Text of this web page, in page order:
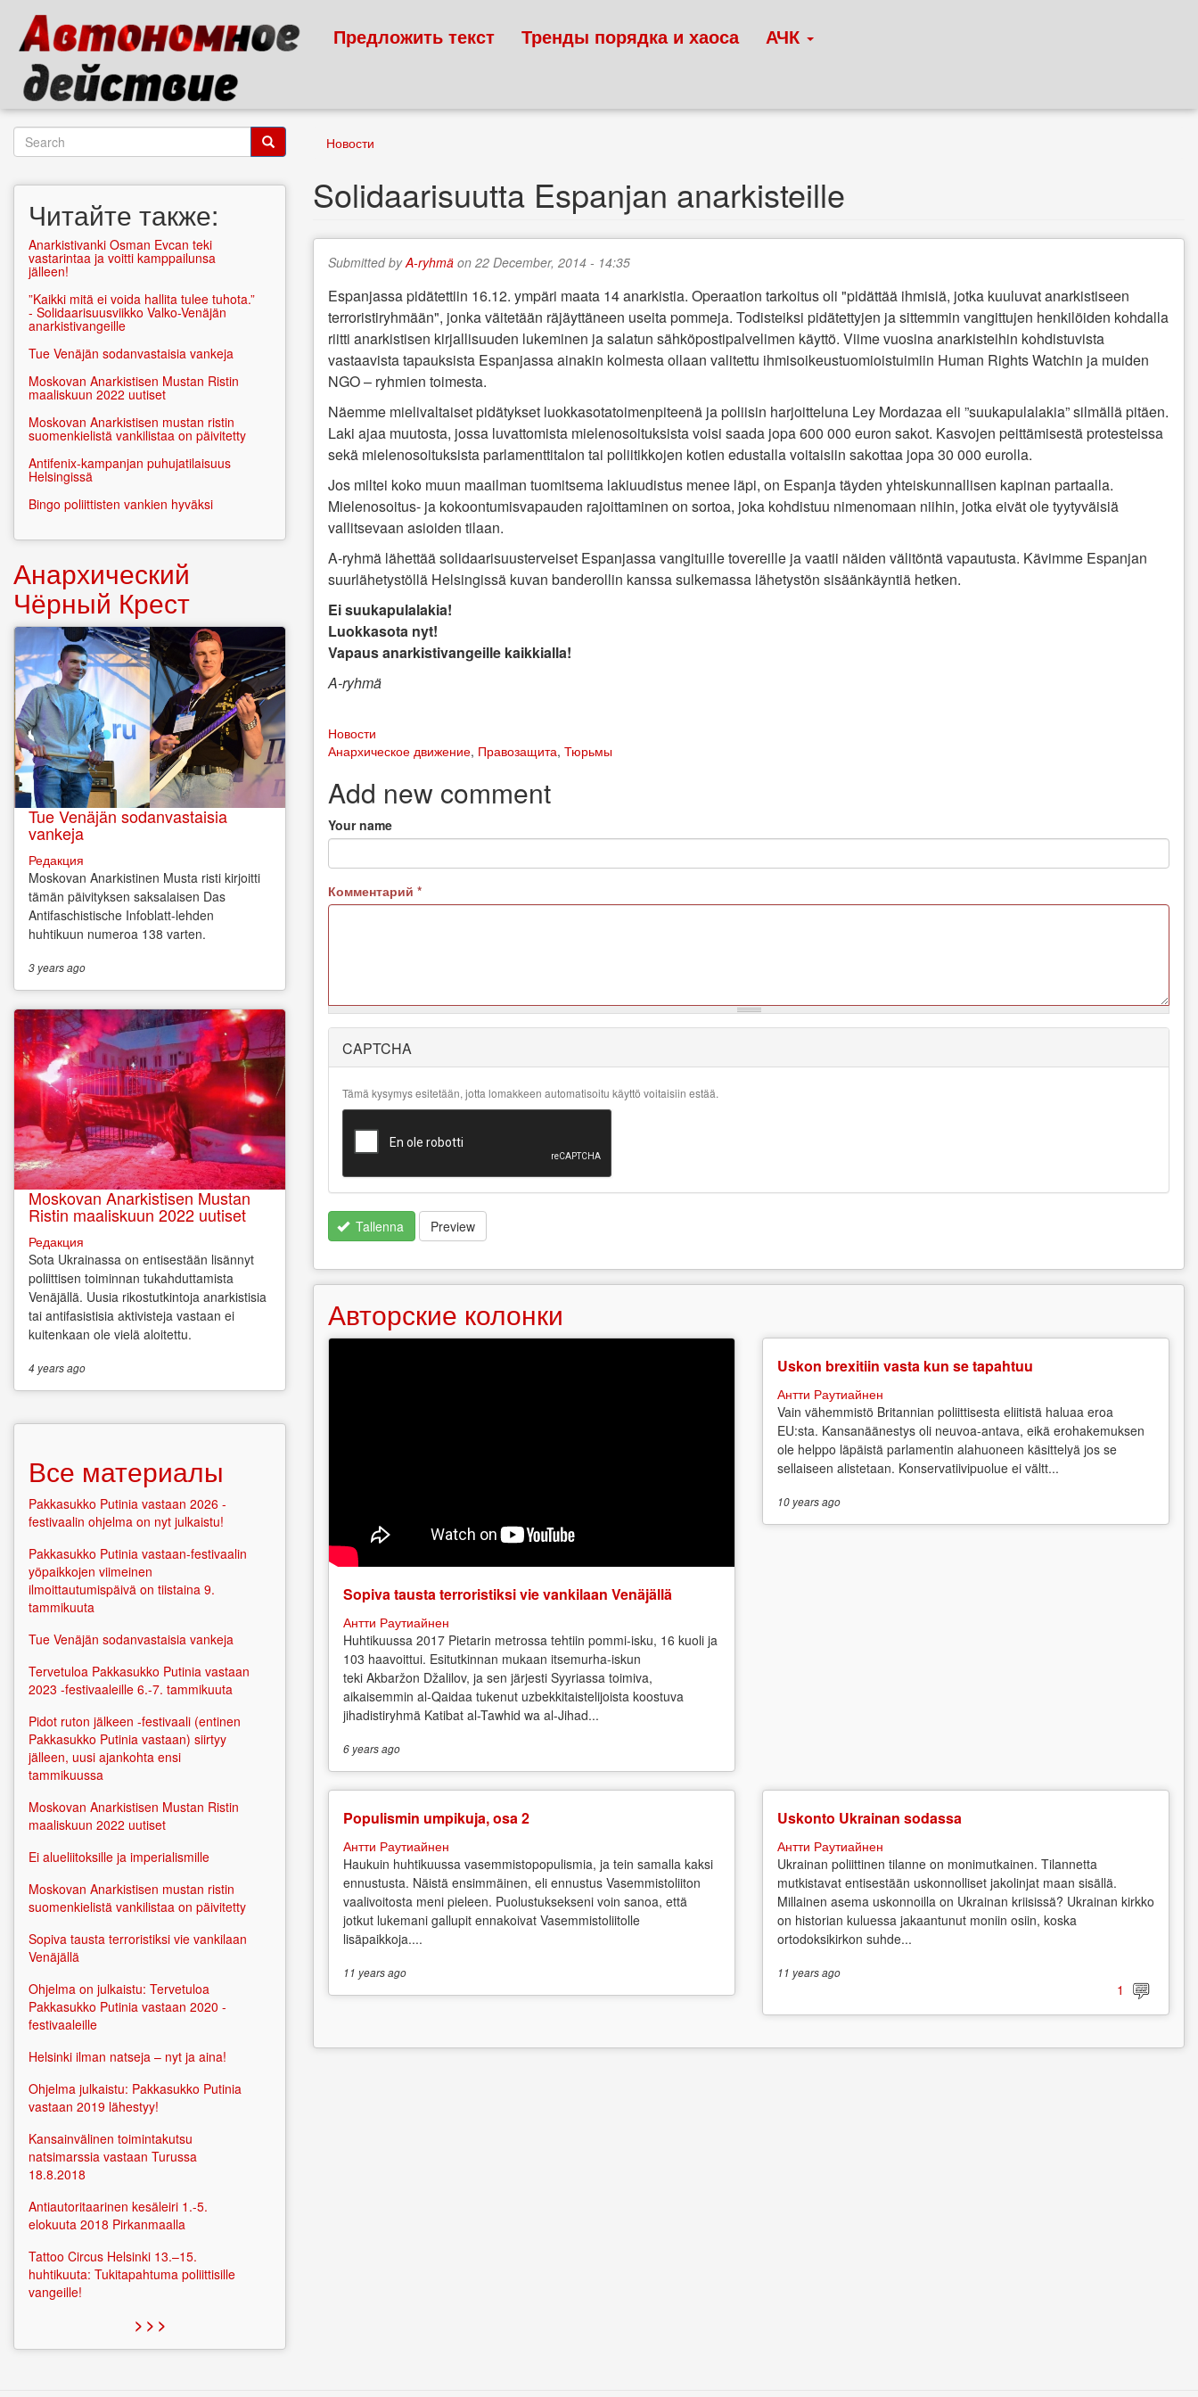
main
content
Предложить текст Тренды порядка и хаоса АЧК
Новости
Solidaarisuutta Espanjan anarkisteille
Submitted byA-ryhmä on 22 December, 2014 - 14:35
Espanjassa pidätettiin 16.12. ympäri maata 14 anarkistia. Operaation tarkoitus oli "pidättää ihmisiä, jotka kuuluvat anarkistiseen
terroristiryhmään", jonka väitetään räjäyttäneen useita pommeja. Todisteiksi pidätettyjen ja sittemmin vangittujen henkilöiden kohdalla
riitti anarkistisen kirjallisuuden lukeminen ja salatun sähköpostipalvelimen käyttö. Viime vuosina anarkisteihin kohdistuvista
vastaavista tapauksista Espanjassa ainakin kolmesta ollaan valitettu ihmisoikeustuomioistuimiin Human Rights Watchin ja muiden
NGO – ryhmien toimesta.
Näemme mielivaltaiset pidätykset luokkasotatoimenpiteenä ja poliisin harjoitteluna Ley Mordazaa eli ”suukapulalakia” silmällä pitäen.
Laki ajaa muutosta, jossa luvattomista mielenosoituksista voisi saada jopa 600 000 euron sakot. Kasvojen peittämisestä protesteissa
sekä mielenosoituksista parlamenttitalon tai poliitikkojen kotien edustalla voitaisiin sakottaa jopa 30 000 eurolla.
Jos miltei koko muun maailman tuomitsema lakiuudistus menee läpi, on Espanja täyden yhteiskunnallisen kapinan partaalla.
Mielenosoitus- ja kokoontumisvapauden rajoittaminen on sortoa, joka kohdistuu nimenomaan niihin, jotka eivät ole tyytyväisiä
vallitsevaan asioiden tilaan.
A-ryhmä lähettää solidaarisuusterveiset Espanjassa vangituille tovereille ja vaatii näiden välitöntä vapautusta. Kävimme Espanjan
suurlähetystöllä Helsingissä kuvan banderollin kanssa sulkemassa lähetystön sisäänkäyntiä hetken.
Ei suukapulalakia!
Luokkasota nyt!
Vapaus anarkistivangeille kaikkialla!
A-ryhmä
Новости
Анархическое движение, Правозащита, Тюрьмы
Add new comment
Your name
Комментарий *
More
information
about text
formats
CAPTCHA
Tämä kysymys esitetään, jotta lomakkeen automatisoitu käyttö voitaisiin estää.
Tallenna Preview
Авторские колонки
Sopiva tausta terroristiksi vie vankilaan Venäjällä
Антти Раутиайнен
Huhtikuussa 2017 Pietarin metrossa tehtiin pommi-isku, 16 kuoli ja
103 haavoittui. Esitutkinnan mukaan itsemurha-iskun
teki Akbaržon Džalilov, ja sen järjesti Syyriassa toimiva,
aikaisemmin al-Qaidaa tukenut uzbekkitaistelijoista koostuva
jihadistiryhmä Katibat al-Tawhid wa al-Jihad...
6 yearsago
Uskon brexitiin vasta kun se tapahtuu
Антти Раутиайнен
Vain vähemmistö Britannian poliittisesta eliitistä haluaa eroa
EU:sta. Kansanäänestys oli neuvoa-antava, eikä erohakemuksen
ole helppo läpäistä parlamentin alahuoneen käsittelyä jos se
sellaiseen alistetaan. Konservatiivipuolue ei vältt...
10 yearsago
Populismin umpikuja, osa 2
Антти Раутиайнен
Haukuin huhtikuussa vasemmistopopulismia, ja tein samalla kaksi
ennustusta. Näistä ensimmäinen, eli ennustus Vasemmistoliiton
vaalivoitosta meni pieleen. Puolustuksekseni voin sanoa, että
jotkut lukemani gallupit ennakoivat Vasemmistoliitolle
lisäpaikkoja....
11 yearsago
Uskonto Ukrainan sodassa
Антти Раутиайнен
Ukrainan poliittinen tilanne on monimutkainen. Tilannetta
mutkistavat entisestään uskonnolliset jakolinjat maan sisällä.
Millainen asema uskonnoilla on Ukrainan kriisissä? Ukrainan kirkko
on historian kuluessa jakaantunut moniin osiin, koska
ortodoksikirkon suhde...
11 yearsago
1
Search
Читайте также:
Anarkistivanki Osman Evcan teki
vastarintaa ja voitti kamppailunsa
jälleen!
”Kaikki mitä ei voida hallita tulee tuhota.”
- Solidaarisuusviikko Valko-Venäjän
anarkistivangeille
Tue Venäjän sodanvastaisia vankeja
Moskovan Anarkistisen Mustan Ristin
maaliskuun 2022 uutiset
Moskovan Anarkistisen mustan ristin
suomenkielistä vankilistaa on päivitetty
Antifenix-kampanjan puhujatilaisuus
Helsingissä
Bingo poliittisten vankien hyväksi
Анархический
Чёрный Крест
Tue Venäjän sodanvastaisia
vankeja
Редакция
Moskovan Anarkistinen Musta risti kirjoitti
tämän päivityksen saksalaisen Das
Antifaschistische Infoblatt-lehden
huhtikuun numeroa 138 varten.
3 yearsago
Moskovan Anarkistisen Mustan
Ristin maaliskuun 2022 uutiset
Редакция
Sota Ukrainassa on entisestään lisännyt
poliittisen toiminnan tukahduttamista
Venäjällä. Uusia rikostutkintoja anarkistisia
tai antifasistisia aktivisteja vastaan ei
kuitenkaan ole vielä aloitettu.
4 yearsago
Все материалы
Pakkasukko Putinia vastaan 2026 -
festivaalin ohjelma on nyt julkaistu!
Pakkasukko Putinia vastaan-festivaalin
yöpaikkojen viimeinen
ilmoittautumispäivä on tiistaina 9.
tammikuuta
Tue Venäjän sodanvastaisia vankeja
Tervetuloa Pakkasukko Putinia vastaan
2023 -festivaaleille 6.-7. tammikuuta
Pidot ruton jälkeen -festivaali (entinen
Pakkasukko Putinia vastaan) siirtyy
jälleen, uusi ajankohta ensi
tammikuussa
Moskovan Anarkistisen Mustan Ristin
maaliskuun 2022 uutiset
Ei alueliitoksille ja imperialismille
Moskovan Anarkistisen mustan ristin
suomenkielistä vankilistaa on päivitetty
Sopiva tausta terroristiksi vie vankilaan
Venäjällä
Ohjelma on julkaistu: Tervetuloa
Pakkasukko Putinia vastaan 2020 -
festivaaleille
Helsinki ilman natseja – nyt ja aina!
Ohjelma julkaistu: Pakkasukko Putinia
vastaan 2019 lähestyy!
Kansainvälinen toimintakutsu
natsimarssia vastaan Turussa
18.8.2018
Antiautoritaarinen kesäleiri 1.-5.
elokuuta 2018 Pirkanmaalla
Tattoo Circus Helsinki 13.–15.
huhtikuuta: Tukitapahtuma poliittisille
vangeille!
> > >